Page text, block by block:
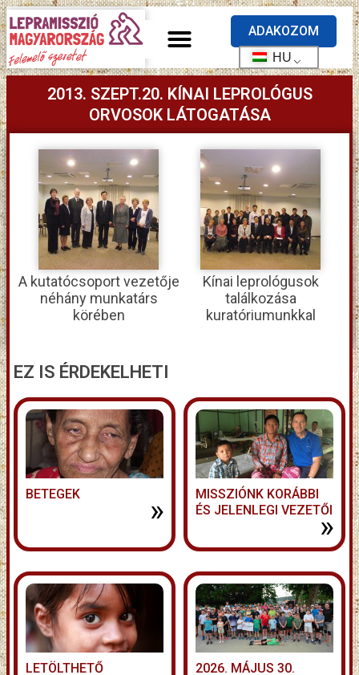
ADAKOZOM
HU
2013. SZEPT.20. KÍNAI LEPROLÓGUS
ORVOSOK LÁTOGATÁSA
A kutatócsoport vezetője
néhány munkatárs
körében
Kínai leprológusok
találkozása
kuratóriumunkkal
EZ IS ÉRDEKELHETI
BETEGEK »
MISSZIÓNK KORÁBBI
ÉS JELENLEGI VEZETŐI
»
LETÖLTHETŐ
2026. MÁJUS 30.